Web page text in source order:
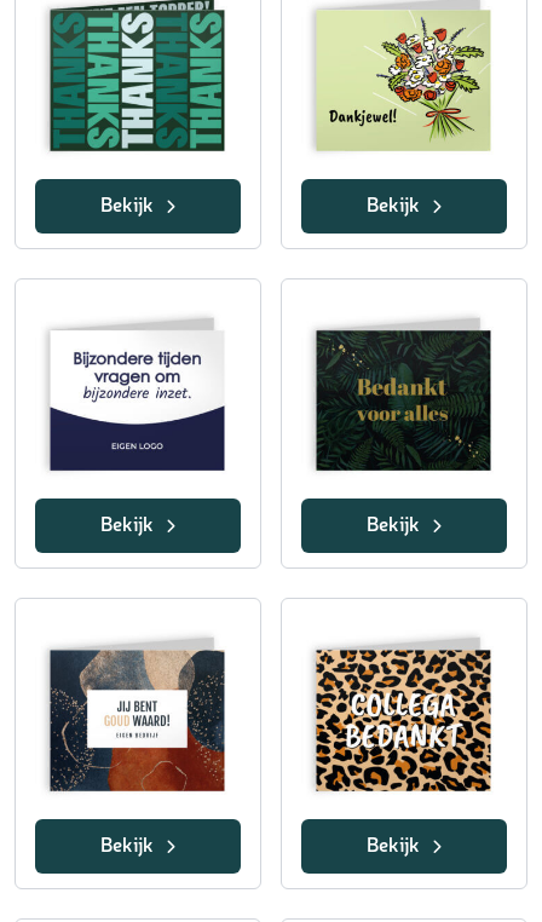
Bekijk Bekijk
Bekijk Bekijk
Bekijk Bekijk